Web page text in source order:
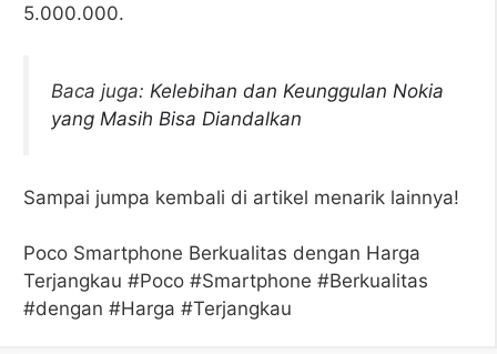
5.000.000.
Baca juga: Kelebihan dan Keunggulan Nokia
yang Masih Bisa Diandalkan
Sampai jumpa kembali di artikel menarik lainnya!
Poco Smartphone Berkualitas dengan Harga
Terjangkau #Poco #Smartphone #Berkualitas
#dengan #Harga #Terjangkau